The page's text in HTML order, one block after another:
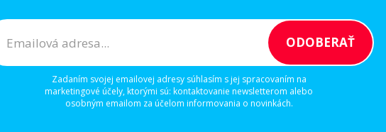
Zadaním svojej emailovej adresy súhlasím s jej spracovaním na
marketingové účely, ktorými sú: kontaktovanie newsletterom alebo
osobným emailom za účelom informovania o novinkách.